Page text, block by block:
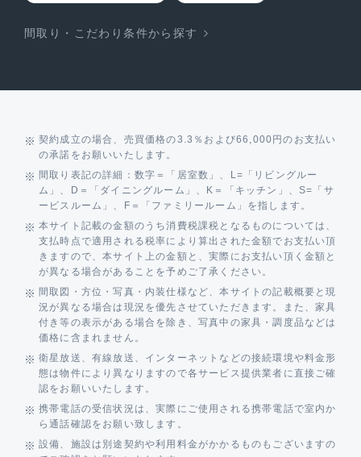
間取り・こだわり条件から探す
契約成立の場合、売買価格の3.3％および66,000円のお支払い
の承諾をお願いいたします。
間取り表記の詳細：数字＝「居室数」、L=「リビングルー
ム」、D＝「ダイニングルーム」、K＝「キッチン」、S=「サ
ービスルーム」、F＝「ファミリールーム」を指します。
本サイト記載の金額のうち消費税課税となるものについては、
支払時点で適用される税率により算出された金額でお支払い頂
きますので、本サイト上の金額と、実際にお支払い頂く金額と
が異なる場合があることを予めご了承ください。
間取図・方位・写真・内装仕様など、本サイトの記載概要と現
況が異なる場合は現況を優先させていただきます。また、家具
付き等の表示がある場合を除き、写真中の家具・調度品などは
価格に含まれません。
衛星放送、有線放送、インターネットなどの接続環境や料金形
態は物件により異なりますので各サービス提供業者に直接ご確
認をお願いいたします。
携帯電話の受信状況は、実際にご使用される携帯電話で室内か
ら通話確認をお願い致します。
設備、施設は別途契約や利用料金がかかるものもございますの